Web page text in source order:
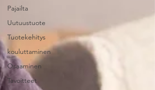
Pajailta
Uutuustuote
Tuotekehitys
kouluttaminen
Osaaminen
Tavoitteet